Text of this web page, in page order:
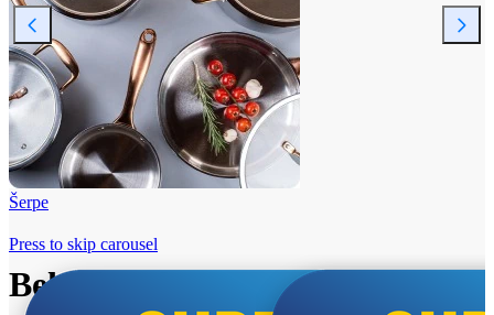
Šerpe
Beko i Tesla super cene
Press to skip carousel